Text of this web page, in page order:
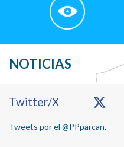
NOTICIAS
Primary
Twitter/X
Tweets por el @PPparcan.